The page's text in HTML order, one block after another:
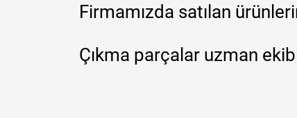
Firmamızda satılan
Çıkma parçalar uzman